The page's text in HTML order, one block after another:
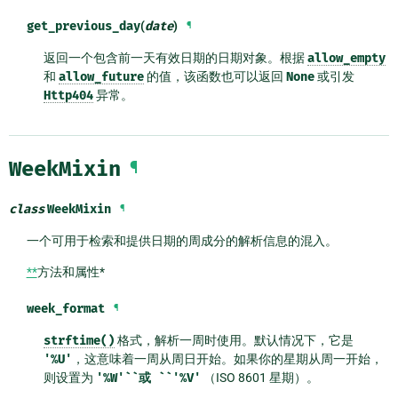
get_previous_day(date) ¶
返回一个包含前一天有效日期的日期对象。根据allow_empty
和allow_future 的值，该函数也可以返回None或引发
Http404异常。
WeekMixin ¶
classWeekMixin ¶
一个可用于检索和提供日期的周成分的解析信息的混入。
**方法和属性*
week_format ¶
strftime() 格式，解析一周时使用。默认情况下，它是
'%U' ，这意味着一周从周日开始。如果你的星期从周一开始，
则设置为 '%W'``或 ``'%V' （ISO 8601 星期）。